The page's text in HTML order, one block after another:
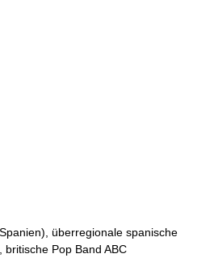
überregionale spanische
britische Pop Band ABC